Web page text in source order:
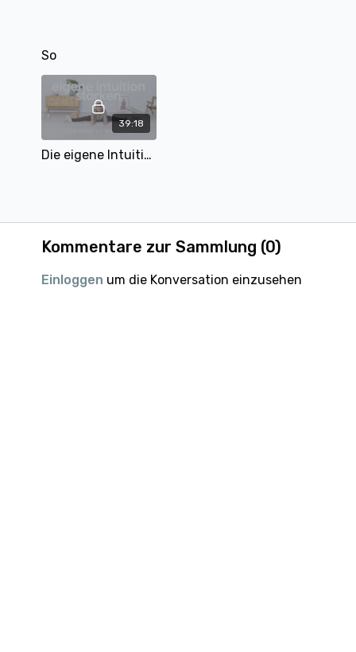
So
39:18
Die eigene Intuition stärken | Yin Yoga | 40 Min | mit Matthäa
Kommentare zur Sammlung (0)
Einloggen um die Konversation einzusehen